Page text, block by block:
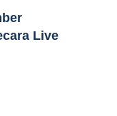
Live